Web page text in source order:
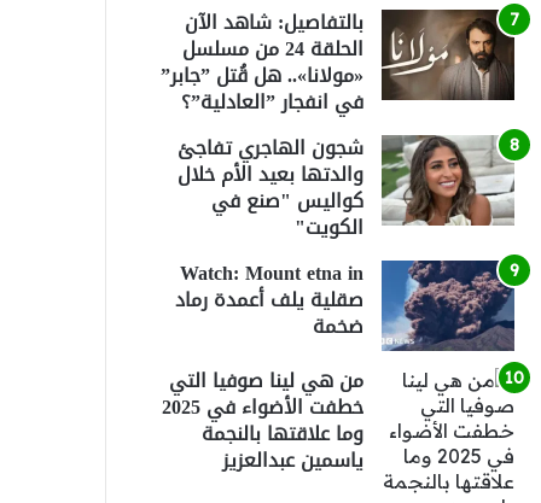
بالتفاصيل: شاهد الآن
الحلقة 24 من مسلسل
«مولانا».. هل قُتل ”جابر”
في انفجار ”العادلية”؟
شجون الهاجري تفاجئ
والدتها بعيد الأم خلال
كواليس "صنع في
الكويت"
Watch: Mount etna in
صقلية يلف أعمدة رماد
ضخمة
من هي لينا صوفيا التي
خطفت الأضواء في 2025
وما علاقتها بالنجمة
ياسمين عبدالعزيز